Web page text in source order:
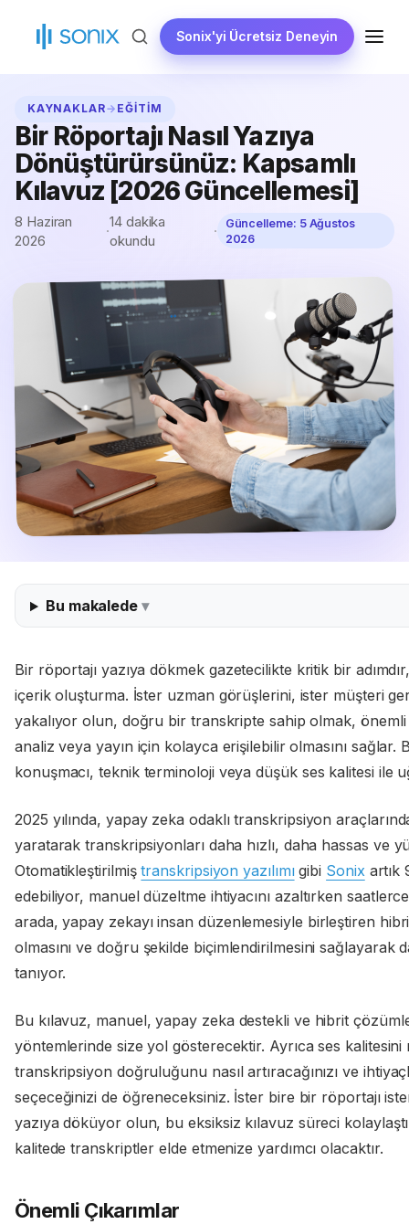
Sonix'yi Ücretsiz Deneyin MENÜ
KAYNAKLAR→ EĞITIM
Bir Röportajı Nasıl Yazıya
Dönüştürürsünüz: Kapsamlı
Kılavuz [2026 Güncellemesi]
8 Haziran
2026
·
14 dakika
okundu
· Güncelleme: 5 Ağustos
2026
Bu makalede
Bir röportajı yazıya dökmek gazetecilikte kritik bir
içerik oluşturma. İster uzman görüşlerini, ister müşteri
yakalıyor olun, doğru bir transkripte sahip olmak, önemli
analiz veya yayın için kolayca erişilebilir olmasını
konuşmacı, teknik terminoloji veya düşük ses kalitesi ile
2025 yılında, yapay zeka odaklı transkripsiyon
yaratarak transkripsiyonları daha hızlı, daha hassas ve
Otomatikleştirilmiştranskripsiyon yazılımıgibi Sonixartık
edebiliyor, manuel düzeltme ihtiyacını azaltırken
arada, yapay zekayı insan düzenlemesiyle birleştiren
olmasını ve doğru şekilde biçimlendirilmesini sağlayarak
tanıyor.
Bu kılavuz, manuel, yapay zeka destekli ve hibrit
yöntemlerinde size yol gösterecektir. Ayrıca ses kalitesini
transkripsiyon doğruluğunu nasıl artıracağınızı ve
seçeceğinizi de öğreneceksiniz. İster bire bir röportajı
yazıya döküyor olun, bu eksiksiz kılavuz süreci
kalitede transkriptler elde etmenize yardımcı olacaktır.
Önemli Çıkarımlar